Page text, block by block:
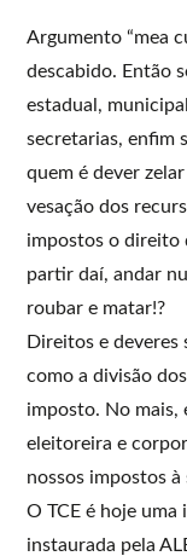
Argumento “mea
descabido. Então
estadual,
secretarias, enfim
quem é dever
vesação dos
impostos o direito
partir daí, andar
roubar e matar!?
Direitos e deveres
como a divisão
imposto. No mais,
eleitoreira e
nossos impostos à
O TCE é hoje
instaurada pela